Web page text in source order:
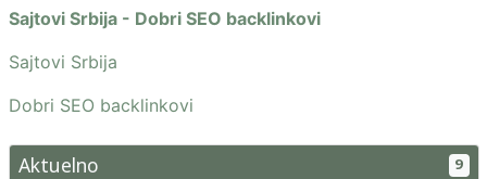
Sajtovi Srbija - Dobri SEO backlinkovi
Sajtovi Srbija
Dobri SEO backlinkovi
Aktuelno 9